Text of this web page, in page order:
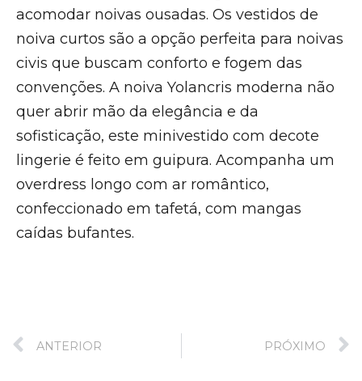
acomodar noivas ousadas. Os vestidos de
noiva curtos são a opção perfeita para noivas
civis que buscam conforto e fogem das
convenções. A noiva Yolancris moderna não
quer abrir mão da elegância e da
sofisticação, este minivestido com decote
lingerie é feito em guipura. Acompanha um
overdress longo com ar romântico,
confeccionado em tafetá, com mangas
caídas bufantes.
ANTERIOR PRÓXIMO